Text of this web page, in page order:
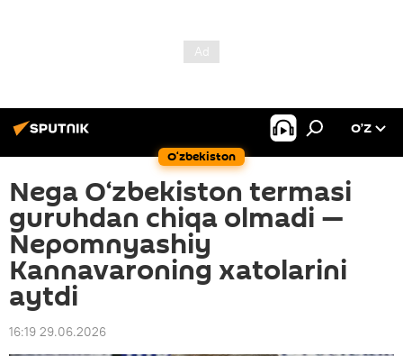
O‘zbekiston
O’Z
Nega O‘zbekiston termasi
guruhdan chiqa olmadi —
Nepomnyashiy
Kannavaroning xatolarini
aytdi
16:19 29.06.2026